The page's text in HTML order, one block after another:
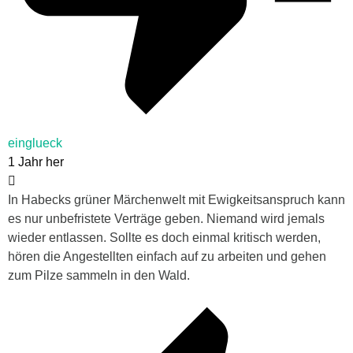
einglueck
1 Jahr her
In Habecks grüner Märchenwelt mit Ewigkeitsanspruch kann
es nur unbefristete Verträge geben. Niemand wird jemals
wieder entlassen. Sollte es doch einmal kritisch werden,
hören die Angestellten einfach auf zu arbeiten und gehen
zum Pilze sammeln in den Wald.